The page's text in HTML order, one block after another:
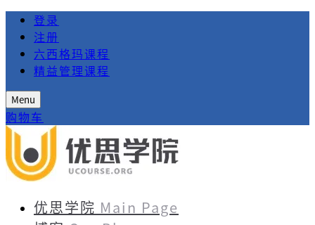
登录
注册
六西格玛课程
精益管理课程
Menu
购物车
优思学院 Main Page